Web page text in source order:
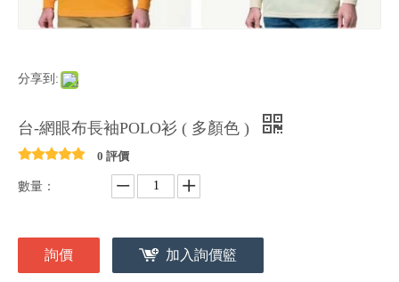
分享到:
台-網眼布長袖POLO衫 ( 多顏色 )
0 評價
數量：
詢價 加入詢價籃